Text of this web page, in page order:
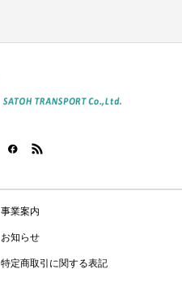
事業案内
お知らせ
特定商取引に関する表記